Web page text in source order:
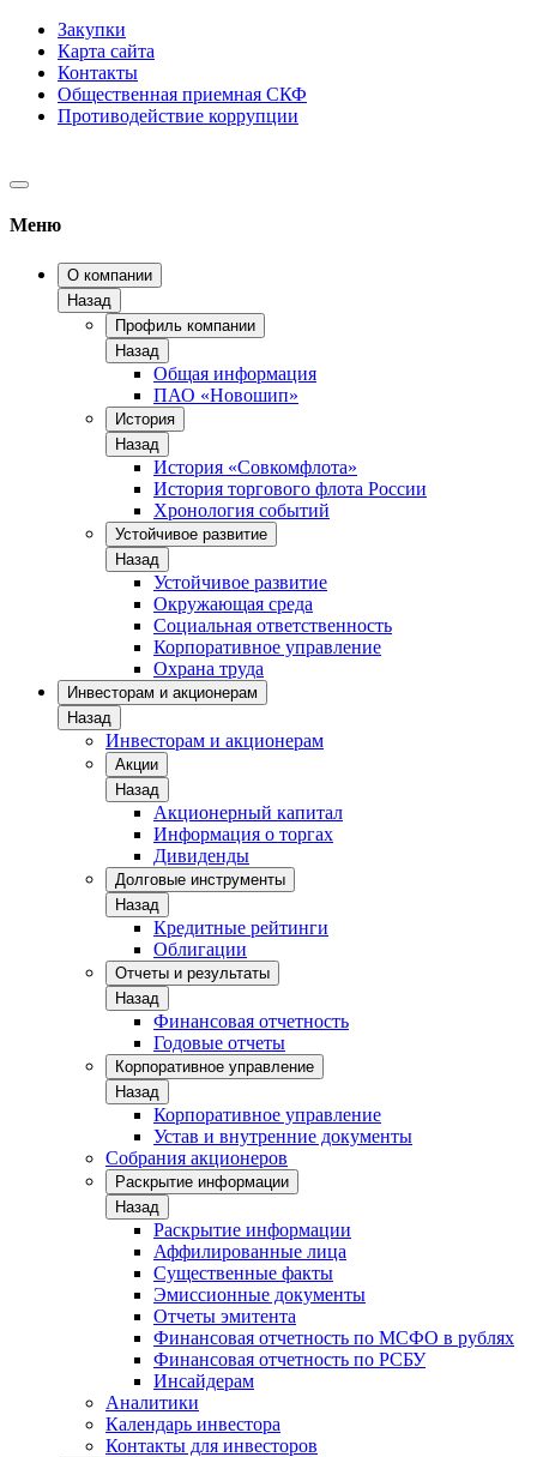
Закупки
Карта сайта
Контакты
Общественная приемная СКФ
Противодействие коррупции
Меню
О компании
Назад
Профиль компании
Назад
Общая информация
ПАО «Новошип»
История
Назад
История «Совкомфлота»
История торгового флота России
Хронология событий
Устойчивое развитие
Назад
Устойчивое развитие
Окружающая среда
Социальная ответственность
Корпоративное управление
Охрана труда
Инвесторам и акционерам
Назад
Инвесторам и акционерам
Акции
Назад
Акционерный капитал
Информация о торгах
Дивиденды
Долговые инструменты
Назад
Кредитные рейтинги
Облигации
Отчеты и результаты
Назад
Финансовая отчетность
Годовые отчеты
Корпоративное управление
Назад
Корпоративное управление
Устав и внутренние документы
Собрания акционеров
Раскрытие информации
Назад
Раскрытие информации
Аффилированные лица
Существенные факты
Эмиссионные документы
Отчеты эмитента
Финансовая отчетность по МСФО в рублях
Финансовая отчетность по РСБУ
Инсайдерам
Аналитики
Календарь инвестора
Контакты для инвесторов